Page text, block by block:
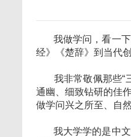
我做学问，看一
经》《楚辞》到当代
我非常敬佩那些“三
通幽、细致钻研的佳
做学问兴之所至、自
我大学学的是中文